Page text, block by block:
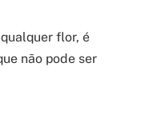
flor, é
não pode ser